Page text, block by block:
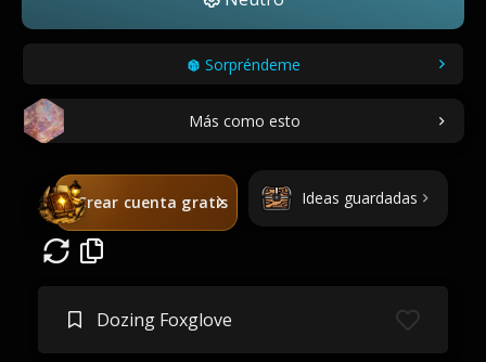
Sorpréndeme
Más como esto
Crear cuenta gratis Ideas guardadas
Dozing Foxglove